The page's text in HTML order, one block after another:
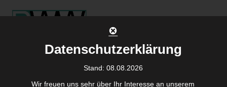
content
Datenschutzerklärung
Stand: 08.08.2026
Wir freuen uns sehr über Ihr Interesse an unserem